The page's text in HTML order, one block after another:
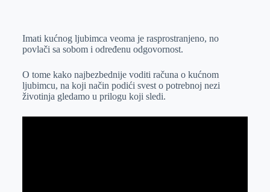
e
r
I
n
s
A
p
p
a
i
l
Imati kućnog ljubimca veoma je rasprostranjeno, no
povlači sa sobom i određenu odgovornost.
O tome kako najbezbednije voditi računa o kućnom
ljubimcu, na koji način podići svest o potrebnoj nezi
životinja gledamo u prilogu koji sledi.